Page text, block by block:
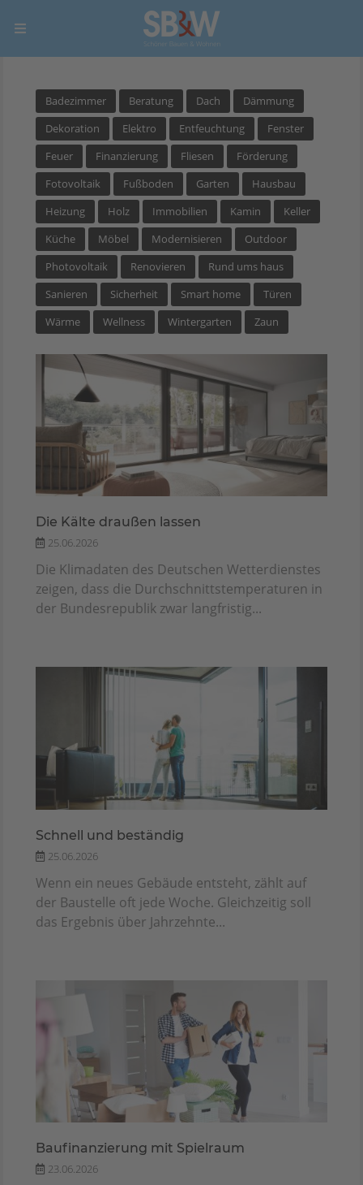
Badezimmer Beratung Dach
Dämmung
Dekoration
Elektro Entfeuchtung
Fenster
Feuer
Finanzierung Fliesen
Förderung
Fotovoltaik
Fußboden Garten
Hausbau
Heizung
Holz Immobilien Kamin
Keller
Küche
Möbel Modernisieren
Outdoor
Photovoltaik
Renovieren
Rund ums haus
Sanieren
Sicherheit Smart home
Türen
Wärme
Wellness Wintergarten Zaun
Die Kälte draußen lassen
25.06.2026
Die Klimadaten des Deutschen Wetterdienstes
zeigen, dass die Durchschnittstemperaturen in
der Bundesrepublik zwar langfristig...
Schnell und beständig
25.06.2026
Wenn ein neues Gebäude entsteht, zählt auf
der Baustelle oft jede Woche. Gleichzeitig soll
das Ergebnis über Jahrzehnte...
Baufinanzierung mit Spielraum
23.06.2026